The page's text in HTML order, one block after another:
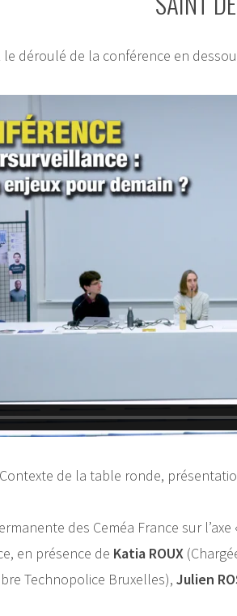
déroulé de la conférence en
Contexte de la table ronde,
des Ceméa France sur
en présence de Katia ROUX
Technopolice Bruxelles), Julien